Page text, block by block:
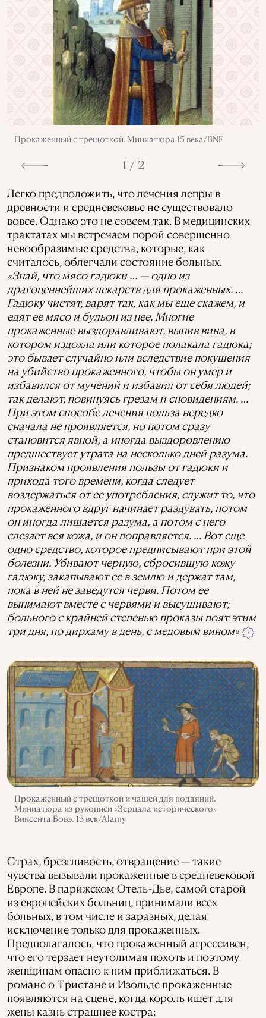
Прокаженный с трещоткой. Миниатюра 15 века/BNF
1 / 2
Легко предположить, что лечения лепры в
древности и средневековье не существовало
вовсе. Однако это не совсем так. В медицинских
трактатах мы встречаем порой совершенно
невообразимые средства, которые, как
считалось, облегчали состояние больных.
«Знай, что мясо гадюки … — одно из
драгоценнейших лекарств для прокаженных. …
Гадюку чистят, варят так, как мы еще скажем, и
едят ее мясо и бульон из нее. Многие
прокаженные выздоравливают, выпив вина, в
котором издохла или которое полакала гадюка;
это бывает случайно или вследствие покушения
на убийство прокаженного, чтобы он умер и
избавился от мучений и избавил от себя людей;
так делают, повинуясь грезам и сновидениям. …
При этом способе лечения польза нередко
сначала не проявляется, но потом сразу
становится явной, а иногда выздоровлению
предшествует утрата на несколько дней разума.
Признаком проявления пользы от гадюки и
прихода того времени, когда следует
воздержаться от ее употребления, служит то, что
прокаженного вдруг начинает раздувать, потом
он иногда лишается разума, а потом с него
слезает вся кожа, и он поправляется. … Вот еще
одно средство, которое предписывают при этой
болезни. Убивают черную, сбросившую кожу
гадюку, закапывают ее в землю и держат там,
пока в ней не заведутся черви. Потом ее
вынимают вместе с червями и высушивают;
больного с крайней степенью проказы поят этим
три дня, по дирхаму в день, с медовым вином»
i
Прокаженный с трещоткой и чашей для подаяний.
Миниатюра из рукописи «Зерцала исторического»
Винсента Бовэ. 13 век/Alamy
Страх, брезгливость, отвращение — такие
чувства вызывали прокаженные в средневековой
Европе. В парижском Отель-Дье, самой старой
из европейских больниц, принимали всех
больных, в том числе и заразных, делая
исключение только для прокаженных.
Предполагалось, что прокаженный агрессивен,
что его терзает неутолимая похоть и поэтому
женщинам опасно к ним приближаться. В
романе о Тристане и Изольде прокаженные
появляются на сцене, когда король ищет для
жены казнь страшнее костра: